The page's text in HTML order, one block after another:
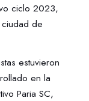
ciclo 2023,
de
estuvieron
en la
Paria SC,